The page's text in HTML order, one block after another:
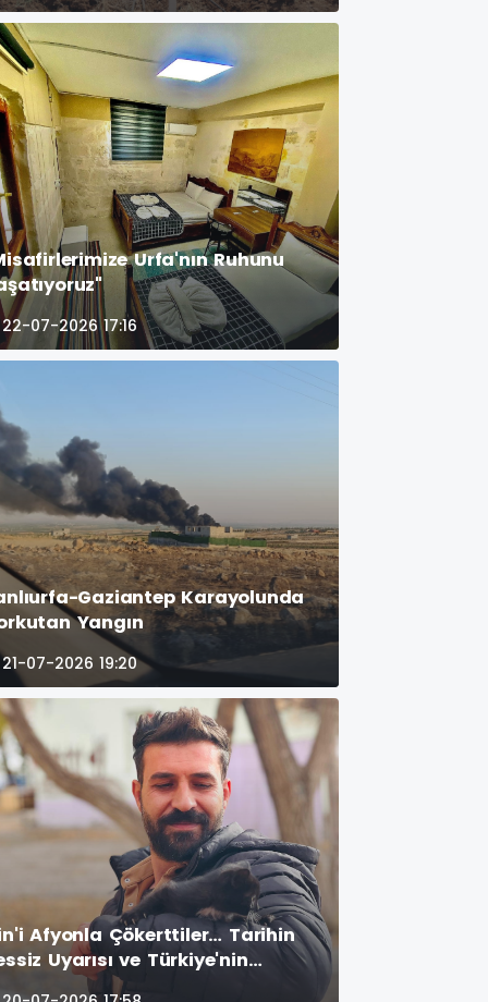
Urfa'nın Ruhunu
22-07-2026 17:16
Gaziantep Karayolunda
Yangın
21-07-2026 19:20
Afyonla Çökerttiler… Tarihin
Uyarısı ve Türkiye'nin